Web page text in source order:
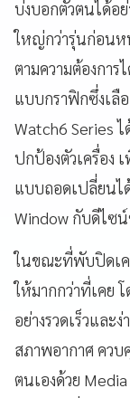
บ่งบอกตัวตนได้อ
ใหญ่กว่ารุ่นก่อนห
ตามความต้องการ
แบบกราฟิกซึ่งเลื
Watch6 Series
ปกป้องตัวเครื่อง
แบบถอดเปลี่ยนไ
Window กับดีไซ
ในขณะที่พับปิดเค
ให้มากกว่าที่เคย
อย่างรวดเร็วและ
สภาพอากาศ ควบ
ตนเองด้วย